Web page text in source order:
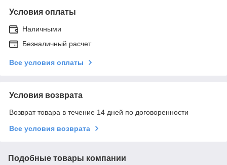
Условия оплаты
Наличными
Безналичный расчет
Все условия оплаты
Условия возврата
Возврат товара в течение 14 дней по договоренности
Все условия возврата
Подобные товары компании